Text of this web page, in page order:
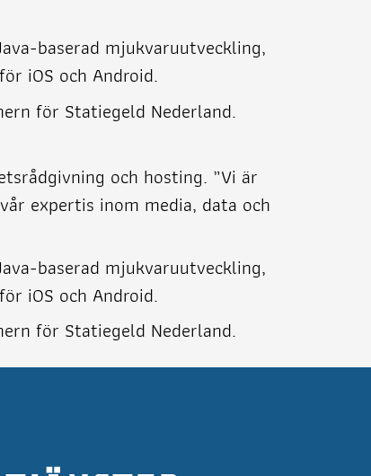
baserad mjukvaruutveckling,
iOS och Android.
för Statiegeld Nederland.
och hosting. ”Vi är
expertis inom media, data och
baserad mjukvaruutveckling,
iOS och Android.
för Statiegeld Nederland.